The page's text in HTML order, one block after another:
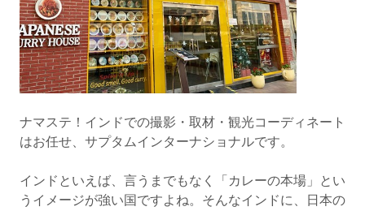
ナマステ！インドでの撮影・取材・観光コーディネート
はお任せ、サプタムインターナショナルです。
インドといえば、言うまでもなく「カレーの本場」とい
うイメージが強い国ですよね。そんなインドに、日本の